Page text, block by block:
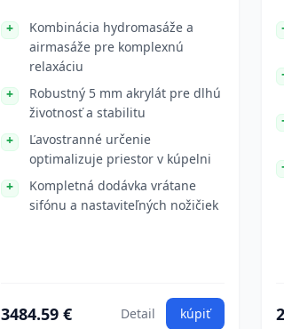
Kombinácia hydromasáže a
airmasáže pre komplexnú
relaxáciu
Robustný 5 mm akrylát pre dlhú
životnosť a stabilitu
Ľavostranné určenie
optimalizuje priestor v kúpelni
Kompletná dodávka vrátane
sifónu a nastaviteľných nožičiek
3484.59 € Detail kúpiť